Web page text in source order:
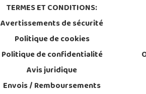
TERMES ET CONDITIONS:
Avertissements de sécurité
Politique de cookies
Politique de confidentialité
Avis juridique
Envois / Remboursements